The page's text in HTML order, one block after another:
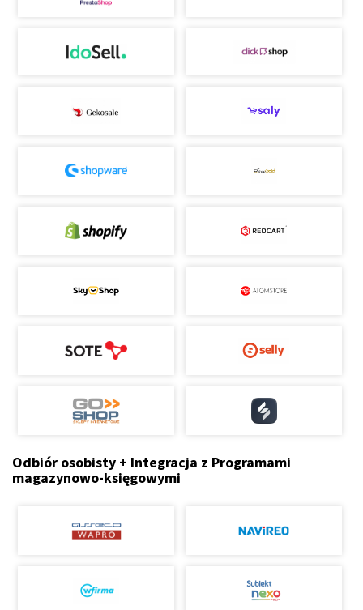
Odbiór osobisty + Integracja z Programami
magazynowo-księgowymi